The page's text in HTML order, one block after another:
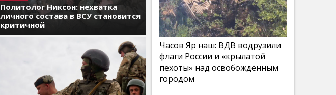
Политолог Никсон: нехватка
личного состава в ВСУ становится
критичной
Часов Яр наш: ВДВ водрузили
флаги России и «крылатой
пехоты» над освобождённым
городом